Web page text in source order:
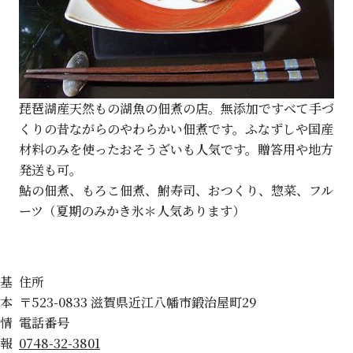
琵琶湖産天然もの湖魚の佃煮の店。無添加ですべて手づ
くりの昔ながらのやわらかい佃煮です。ふなずしや国産
材料のみを使ったおそうざいも人気です。贈答用や地方
発送も可。
鮎の佃煮、もろこ佃煮、鮒寿司、おつくり、惣菜、フル
ーツ（夏期のみかき氷＊人気あります）
基
本
情
報
住所
〒523-0833 滋賀県近江八幡市鍛治屋町29
電話番号
0748-32-3801